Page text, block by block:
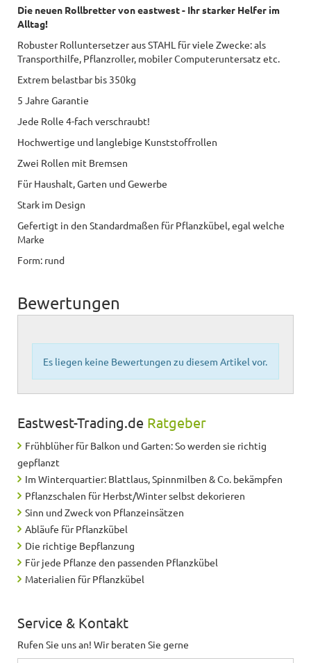
Die neuen Rollbretter von eastwest - Ihr starker Helfer im
Alltag!
Robuster Rolluntersetzer aus STAHL für viele Zwecke: als
Transporthilfe, Pflanzroller, mobiler Computeruntersatz etc.
Extrem belastbar bis 350kg
5 Jahre Garantie
Jede Rolle 4-fach verschraubt!
Hochwertige und langlebige Kunststoffrollen
Zwei Rollen mit Bremsen
Für Haushalt, Garten und Gewerbe
Stark im Design
Gefertigt in den Standardmaßen für Pflanzkübel, egal welche
Marke
Form: rund
Bewertungen
Es liegen keine Bewertungen zu diesem Artikel vor.
Eastwest-Trading.de Ratgeber
Frühblüher für Balkon und Garten: So werden sie richtig
gepflanzt
Im Winterquartier: Blattlaus, Spinnmilben & Co. bekämpfen
Pflanzschalen für Herbst/Winter selbst dekorieren
Sinn und Zweck von Pflanzeinsätzen
Abläufe für Pflanzkübel
Die richtige Bepflanzung
Für jede Pflanze den passenden Pflanzkübel
Materialien für Pflanzkübel
Service & Kontakt
Rufen Sie uns an! Wir beraten Sie gerne